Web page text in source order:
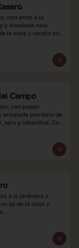
con arroz a la
y ensalada rusa
la casa y rocoto con
están expresados en
de ley y
Campo
con papas
ensalada parrillera de
apio y rabanitos. Con
están expresados en
de ley y
a la jardinera y
aji de la casa y
impuestos de ley y